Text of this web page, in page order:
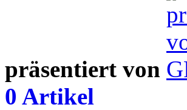
präsentiert von
0 Artikel